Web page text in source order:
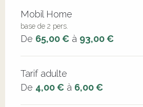
Tarifs 2026
Mobil Home
base de 2 pers.
De 65,00 € à 93,00 €
Tarif adulte
De 4,00 € à 6,00 €